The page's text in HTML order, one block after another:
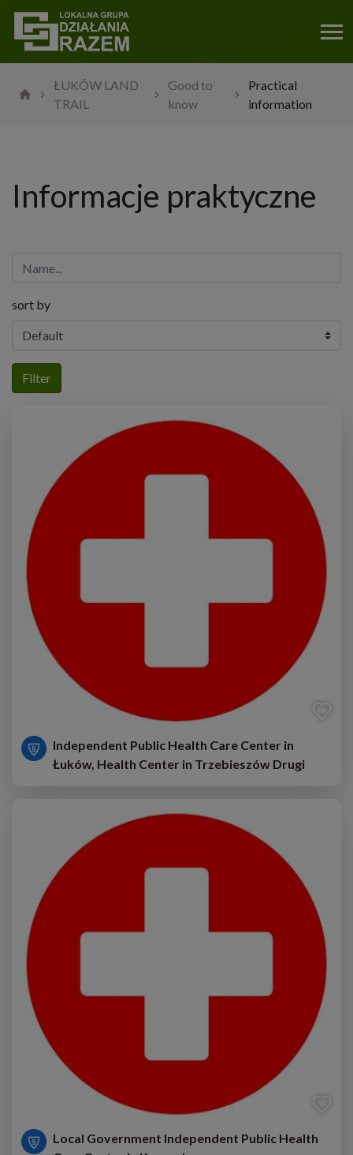
ŁUKÓW LAND
TRAIL
Good to
know
Practical
information
Informacje praktyczne
sort by
Filter
Independent Public Health Care Center in
Łuków, Health Center in Trzebieszów Drugi
Local Government Independent Public Health